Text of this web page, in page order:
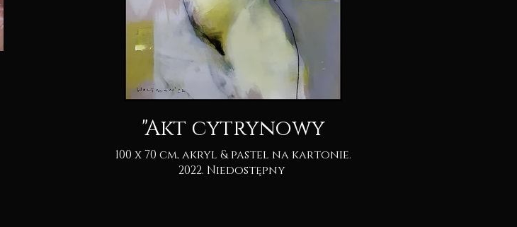
"Akt cytrynowy
100 x 70 cm, akryl & pastel na kartonie.
2022. Niedostępny